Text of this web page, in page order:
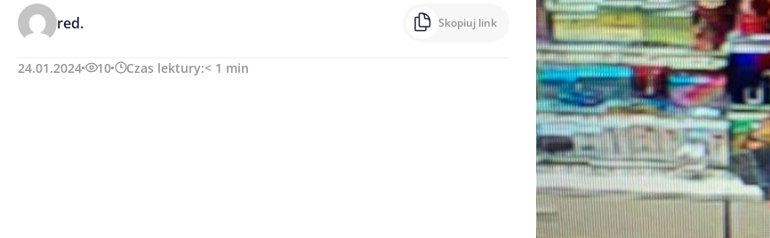
red. Skopiuj link
24.01.2024 10 Czas lektury:< 1 min